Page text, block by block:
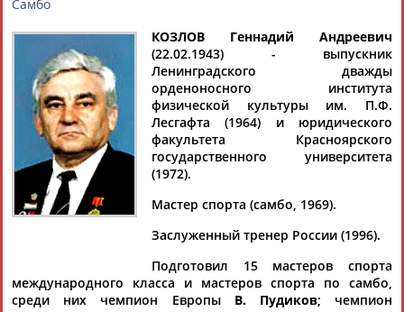
Найдено: 13181персон Расширенный поиск
Аслаудин
АБАЕВ
Елена
АБАИМОВА
Мария
АБАКУМОВА
Юлия
АБАЛАКИНА
АБАСОВА
АБАЧАРАЕВ
АБАШИДЗЕ
Самбо
КОЗЛОВ Геннадий Андреевич
(22.02.1943) - выпускник
Ленинградского дважды
орденоносного института
физической культуры им. П.Ф.
Лесгафта (1964) и юридического
факультета Красноярского
государственного университета
(1972).
Мастер спорта (самбо, 1969).
Заслуженный тренер России (1996).
Подготовил 15 мастеров спорта
международного класса и мастеров спорта по самбо,
среди них чемпион Европы В. Пудиков; чемпион